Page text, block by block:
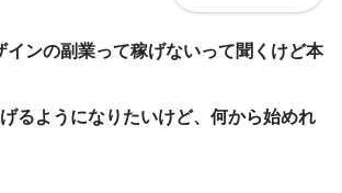
インの副業って稼げないって聞くけど本
げるようになりたいけど、何から始めれ